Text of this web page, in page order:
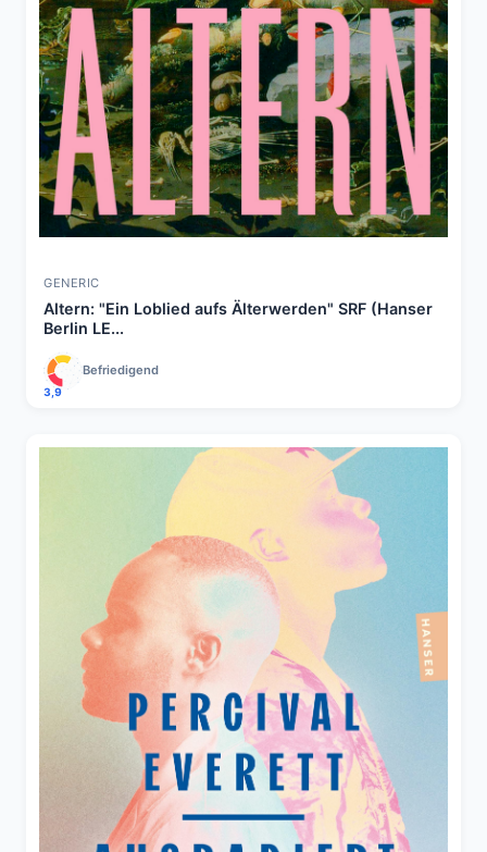
GENERIC
Altern: "Ein Loblied aufs Älterwerden" SRF (Hanser
Berlin LE...
3,9
Befriedigend